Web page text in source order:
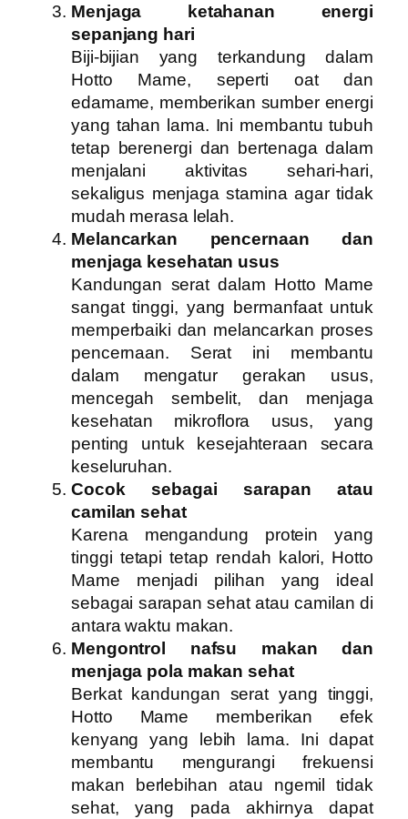
Menjaga ketahanan energi
sepanjang hari
Biji-bijian yang terkandung dalam
Hotto Mame, seperti oat dan
edamame, memberikan sumber energi
yang tahan lama. Ini membantu tubuh
tetap berenergi dan bertenaga dalam
menjalani aktivitas sehari-hari,
sekaligus menjaga stamina agar tidak
mudah merasa lelah.
Melancarkan pencernaan dan
menjaga kesehatan usus
Kandungan serat dalam Hotto Mame
sangat tinggi, yang bermanfaat untuk
memperbaiki dan melancarkan proses
pencernaan. Serat ini membantu
dalam mengatur gerakan usus,
mencegah sembelit, dan menjaga
kesehatan mikroflora usus, yang
penting untuk kesejahteraan secara
keseluruhan.
Cocok sebagai sarapan atau
camilan sehat
Karena mengandung protein yang
tinggi tetapi tetap rendah kalori, Hotto
Mame menjadi pilihan yang ideal
sebagai sarapan sehat atau camilan di
antara waktu makan.
Mengontrol nafsu makan dan
menjaga pola makan sehat
Berkat kandungan serat yang tinggi,
Hotto Mame memberikan efek
kenyang yang lebih lama. Ini dapat
membantu mengurangi frekuensi
makan berlebihan atau ngemil tidak
sehat, yang pada akhirnya dapat